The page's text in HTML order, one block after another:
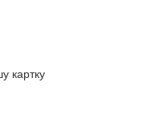
картку